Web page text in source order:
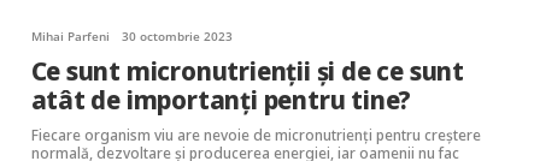
Mihai Parfeni 30 octombrie 2023
Ce sunt micronutrienții și de ce sunt
atât de importanți pentru tine?
Fiecare organism viu are nevoie de micronutrienți pentru creștere
normală, dezvoltare și producerea energiei, iar oamenii nu fac